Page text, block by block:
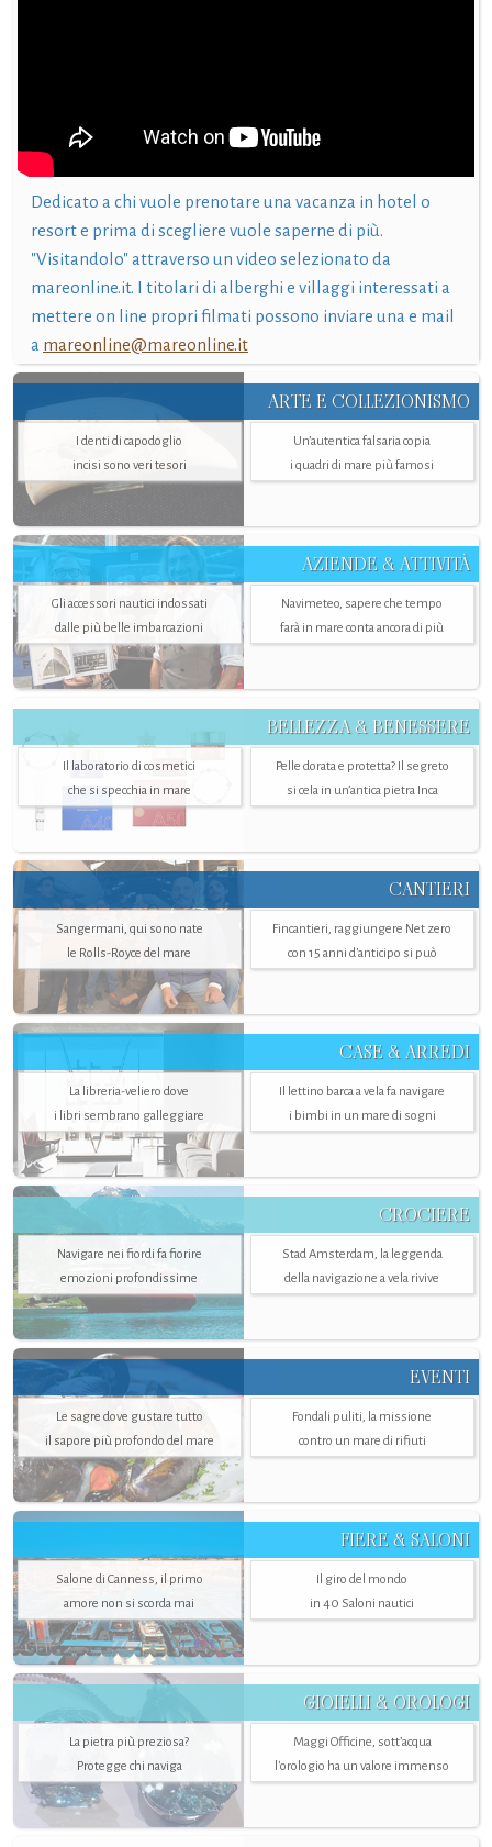
Dedicato a chi vuole prenotare una vacanza in hotel o
resort e prima di scegliere vuole saperne di più.
"Visitandolo" attraverso un video selezionato da
mareonline.it. I titolari di alberghi e villaggi interessati a
mettere on line propri filmati possono inviare una e mail
a mareonline@mareonline.it
ARTE E COLLEZIONISMO
I denti di capodoglio
incisi sono veri tesori
Un’autentica falsaria copia
i quadri di mare più famosi
AZIENDE & ATTIVITÀ
Gli accessori nautici indossati
dalle più belle imbarcazioni
Navimeteo, sapere che tempo
farà in mare conta ancora di più
BELLEZZA & BENESSERE
Il laboratorio di cosmetici
che si specchia in mare
Pelle dorata e protetta? Il segreto
si cela in un’antica pietra Inca
CANTIERI
Sangermani, qui sono nate
le Rolls-Royce del mare
Fincantieri, raggiungere Net zero
con 15 anni d'anticipo si può
CASE & ARREDI
La libreria-veliero dove
i libri sembrano galleggiare
Il lettino barca a vela fa navigare
i bimbi in un mare di sogni
CROCIERE
Navigare nei fiordi fa fiorire
emozioni profondissime
Stad Amsterdam, la leggenda
della navigazione a vela rivive
EVENTI
Le sagre dove gustare tutto
il sapore più profondo del mare
Fondali puliti, la missione
contro un mare di rifiuti
FIERE & SALONI
Salone di Canness, il primo
amore non si scorda mai
Il giro del mondo
in 40 Saloni nautici
GIOIELLI & OROLOGI
La pietra più preziosa?
Protegge chi naviga
Maggi Officine, sott’acqua
l'orologio ha un valore immenso